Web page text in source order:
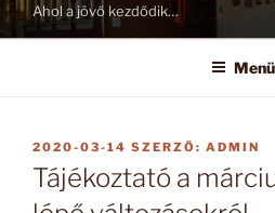
Ahol a jövő kezdődik…
Menü
BEKÜLDVE:
2020-03-14 SZERZŐ: ADMIN
Tájékoztató a